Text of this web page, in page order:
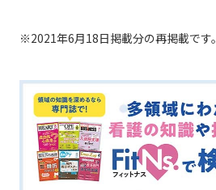
※2021年6月18日掲載分の再掲載です。